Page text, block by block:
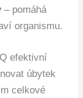
– pomáhá
organismu.
efektivní
úbytek
celkové